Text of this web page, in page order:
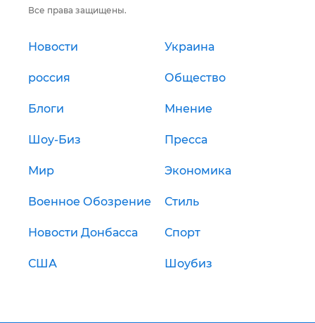
Все права защищены.
Новости Украина
россия Общество
Блоги Мнение
Шоу-Биз Пресса
Мир Экономика
Военное Обозрение Стиль
Новости Донбасса Спорт
США Шоубиз